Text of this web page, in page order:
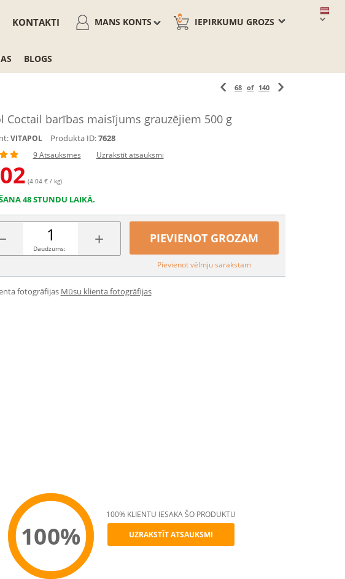
IEPIRKUMU GROZS
0
MANS KONTS
KONTAKTI
BLOGS
68 of 140
Coctail barības maisījums grauzējiem 500 g
VITAPOL Produkta ID:7628
9 Atsauksmes Uzrakstīt atsauksmi
(4.04 € / kg)
48 STUNDU LAIKĀ.
+
Daudzums:
PIEVIENOT GROZAM
Pievienot vēlmju sarakstam
fotogrāfijas Mūsu klienta fotogrāfijas
100%
100% KLIENTU IESAKA ŠO PRODUKTU
UZRAKSTĪT ATSAUKSMI